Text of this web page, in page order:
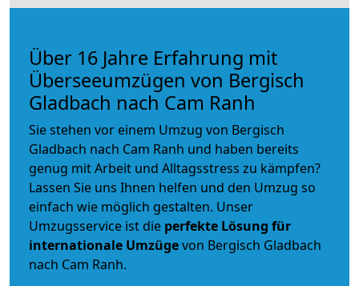
Über 16 Jahre Erfahrung mit
Überseeumzügen von Bergisch
Gladbach nach Cam Ranh
Sie stehen vor einem Umzug von Bergisch
Gladbach nach Cam Ranh und haben bereits
genug mit Arbeit und Alltagsstress zu kämpfen?
Lassen Sie uns Ihnen helfen und den Umzug so
einfach wie möglich gestalten. Unser
Umzugsservice ist die perfekte Lösung für
internationale Umzügevon Bergisch Gladbach
nach Cam Ranh.